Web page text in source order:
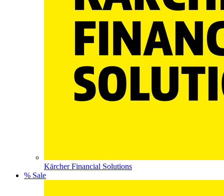
Kärcher Financial Solutions
% Sale